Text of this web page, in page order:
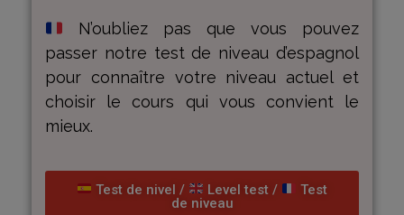
N’oubliez pas que vous pouvez
passer notre test de niveau d’espagnol
pour connaître votre niveau actuel et
choisir le cours qui vous convient le
mieux.
Test de nivel / Level test /
Test
de niveau